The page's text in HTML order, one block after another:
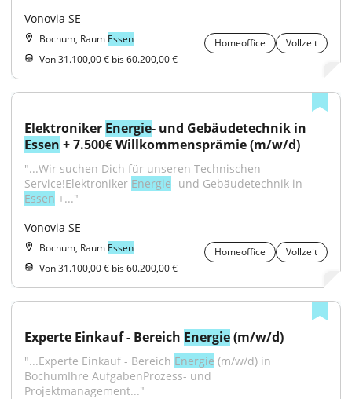
Vonovia SE
Bochum, Raum Essen Homeoffice
Vollzeit
Von 31.100,00 € bis 60.200,00 €
Elektroniker Energie
Essen + 7.500€ Willkommensprämie (m/w/d)
"...Wir suchen Dich für unseren Technischen
Service!Elektroniker Energie
Essen +..."
Vonovia SE
Bochum, Raum Essen Homeoffice
Vollzeit
Von 31.100,00 € bis 60.200,00 €
Experte Einkauf - Bereich Energie (m/w/d)
"...​Experte Einkauf - Bereich Energie (m/w/d) in
BochumIhre AufgabenProzess- und
Projektmanagement..."